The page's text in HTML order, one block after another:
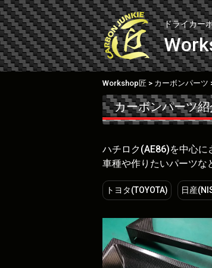
Skip
to
content
ドライカー
Workshop匠 > カーボンパーツ
カーボンパーツ
ハチロク(AE86)を中心に
車種や作りたいパーツな
トヨタ(TOYOTA) 日産